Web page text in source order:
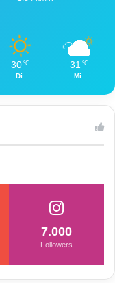
30 ℃
Di.
31 ℃
Mi.
7.000
Followers